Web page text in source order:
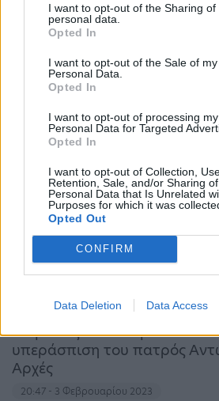
I want to opt-out of the Sharing of
personal data.
Opted In
I want to opt-out of the Sale of my
Personal Data.
Opted In
I want to opt-out of processing my
Personal Data for Targeted
Opted In
I want to opt-out of Collection,
Retention, Sale, and/or Sharing
Personal Data that Is Unrelated
Purposes for which it was
Opted Out
CONFIRM
Data Deletion Data Access
Πορτογαλία: Τουλάχιστον
κακοποιήθηκαν σεξουαλικά
τελευταία 70 χρόνια
13:01 - 13 Φεβρουαρίου 2023
Τουλάχιστον 4.815 ανήλικοι
σεξουαλικά από μέλη της
Πορτογαλίας τα τελευταία 70
ανεξάρτητη επιτροπή
«Κιβωτός του Κόσμου»: Τι θα
υπεράσπιση του πατρός
Αρχές
20:47 - 3 Φεβρουαρίου 2023